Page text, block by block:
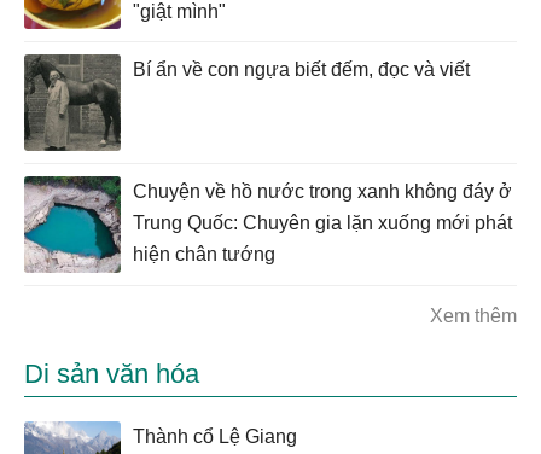
"giật mình"
Bí ẩn về con ngựa biết đếm, đọc và viết
Chuyện về hồ nước trong xanh không đáy ở
Trung Quốc: Chuyên gia lặn xuống mới phát
hiện chân tướng
Xem thêm
Di sản văn hóa
Thành cổ Lệ Giang